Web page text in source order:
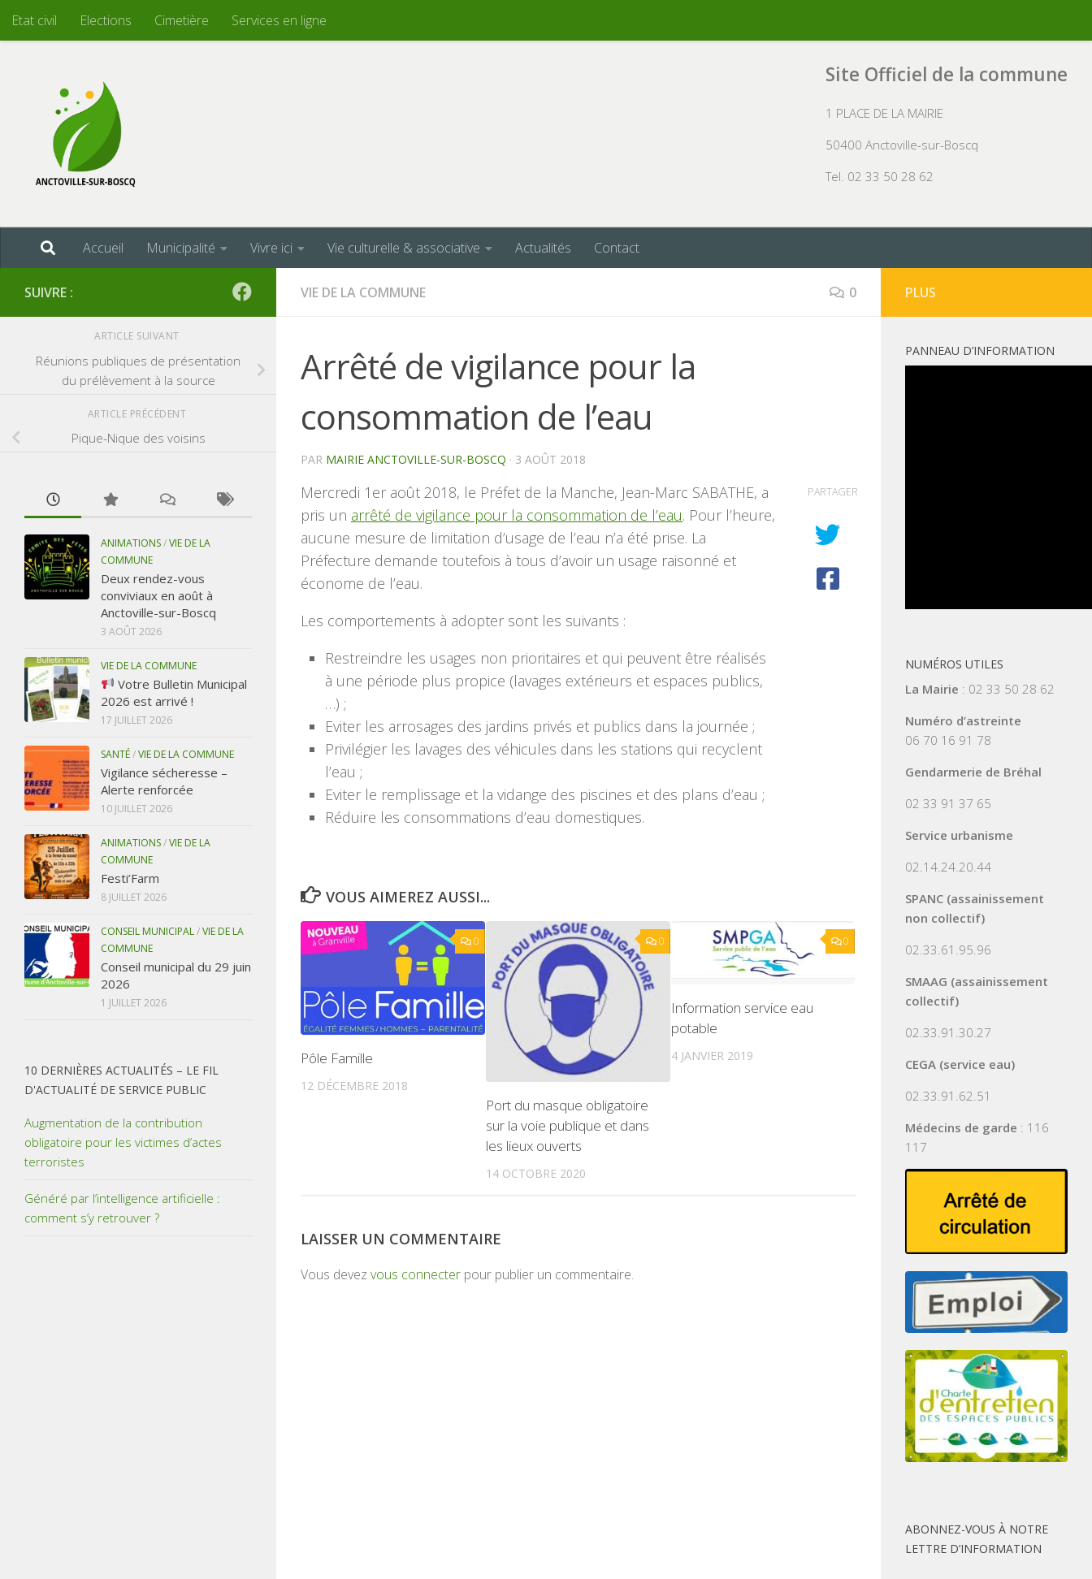
Skip to content
Etat civil Elections Cimetière Services en ligne
Site Officiel de la commune
1 PLACE DE LA MAIRIE
50400 Anctoville-sur-Boscq
Tel. 02 33 50 28 62
Accueil Municipalité Vivre ici Vie culturelle & associative Actualités Contact
VIE DE LA COMMUNE 0
Arrêté de vigilance pour la
consommation de l’eau
PAR MAIRIE ANCTOVILLE-SUR-BOSCQ · 3 AOÛT 2018
Mercredi 1er août 2018, le Préfet de la Manche, Jean-Marc SABATHE, a
pris un arrêté de vigilance pour la consommation de l’eau. Pour l’heure,
aucune mesure de limitation d’usage de l’eau n’a été prise. La
Préfecture demande toutefois à tous d’avoir un usage raisonné et
économe de l’eau.
Les comportements à adopter sont les suivants :
Restreindre les usages non prioritaires et qui peuvent être réalisés
à une période plus propice (lavages extérieurs et espaces publics,
…) ;
Eviter les arrosages des jardins privés et publics dans la journée ;
Privilégier les lavages des véhicules dans les stations qui recyclent
l’eau ;
Eviter le remplissage et la vidange des piscines et des plans d’eau ;
Réduire les consommations d’eau domestiques.
PARTAGER
VOUS AIMEREZ AUSSI...
0
Pôle Famille
12 DÉCEMBRE 2018
0
Port du masque obligatoire
sur la voie publique et dans
les lieux ouverts
14 OCTOBRE 2020
0
Information service eau
potable
4 JANVIER 2019
LAISSER UN COMMENTAIRE
Vous devez vous connecter pour publier un commentaire.
SUIVRE :
ARTICLE SUIVANT
Réunions publiques de présentation
du prélèvement à la source
ARTICLE PRÉCÉDENT
Pique-Nique des voisins
ANIMATIONS/VIE DE LA
COMMUNE
Deux rendez-vous
conviviaux en août à
Anctoville-sur-Boscq
3 AOÛT 2026
VIE DE LA COMMUNE
Votre Bulletin Municipal
2026 est arrivé !
17 JUILLET 2026
SANTÉ/VIE DE LA COMMUNE
Vigilance sécheresse –
Alerte renforcée
10 JUILLET 2026
ANIMATIONS/VIE DE LA
COMMUNE
Festi’Farm
8 JUILLET 2026
CONSEIL MUNICIPAL/VIE DE LA
COMMUNE
Conseil municipal du 29 juin
2026
1 JUILLET 2026
10 DERNIÈRES ACTUALITÉS – LE FIL
D'ACTUALITÉ DE SERVICE PUBLIC
Augmentation de la contribution
obligatoire pour les victimes d’actes
terroristes
Généré par l’intelligence artificielle :
comment s’y retrouver ?
PLUS
PANNEAU D’INFORMATION
NUMÉROS UTILES
La Mairie : 02 33 50 28 62
Numéro d’astreinte
06 70 16 91 78
Gendarmerie de Bréhal
02 33 91 37 65
Service urbanisme
02.14.24.20.44
SPANC (assainissement
non collectif)
02.33.61.95.96
SMAAG (assainissement
collectif)
02.33.91.30.27
CEGA (service eau)
02.33.91.62.51
Médecins de garde : 116
117
ABONNEZ-VOUS À NOTRE
LETTRE D’INFORMATION